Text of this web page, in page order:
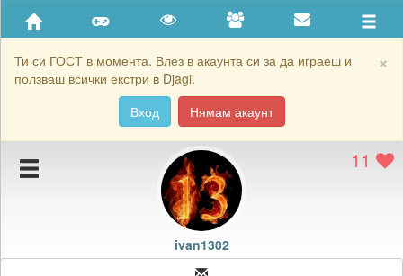
×
Ти си ГОСТ в момента. Влез в акаунта си за да играеш и
ползваш всички екстри в Djagi.
Вход
Нямам акаунт
Приятели
Хронология на игри
Подаръците на ivan1302
Картичките на ivan1302
11
ivan1302